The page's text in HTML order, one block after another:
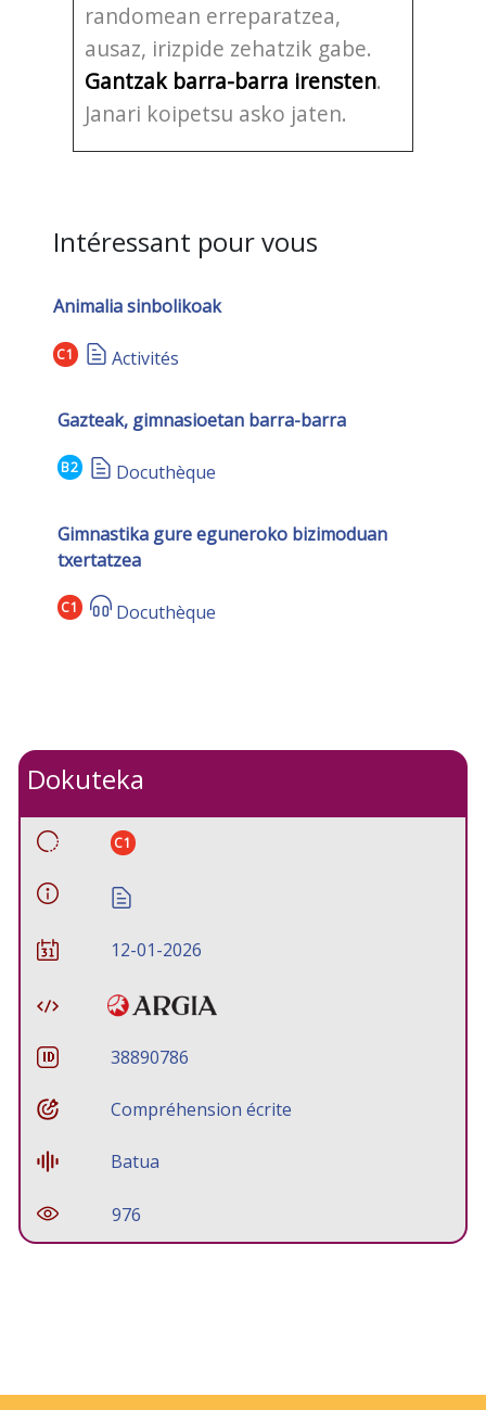
randomean erreparatzea,
ausaz, irizpide zehatzik gabe.
Gantzak barra-barra irensten.
Janari koipetsu asko jaten.
Intéressant pour vous
Animalia sinbolikoak
C1 Activités
Gazteak, gimnasioetan barra-barra
B2 Docuthèque
Gimnastika gure eguneroko bizimoduan
txertatzea
C1 Docuthèque
Dokuteka
C1
12-01-2026
38890786
Compréhension écrite
Batua
976